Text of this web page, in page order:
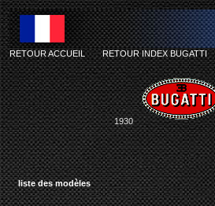
liste des modèles
RETOUR ACCUEIL-RETOUR INDEX BUGATTI
1930